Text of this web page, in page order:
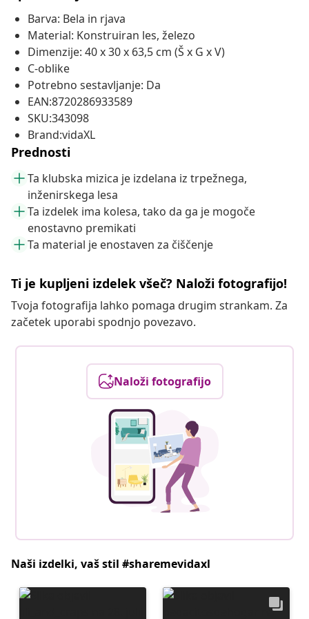
Barva: Bela in rjava
Material: Konstruiran les, železo
Dimenzije: 40 x 30 x 63,5 cm (Š x G x V)
C-oblike
Potrebno sestavljanje: Da
EAN:8720286933589
SKU:343098
Brand:vidaXL
Prednosti
Ta klubska mizica je izdelana iz trpežnega,
inženirskega lesa
Ta izdelek ima kolesa, tako da ga je mogoče
enostavno premikati
Ta material je enostaven za čiščenje
Ti je kupljeni izdelek všeč? Naloži fotografijo!
Tvoja fotografija lahko pomaga drugim strankam. Za
začetek uporabi spodnjo povezavo.
Naloži fotografijo
Naši izdelki, vaš stil #sharemevidaxl